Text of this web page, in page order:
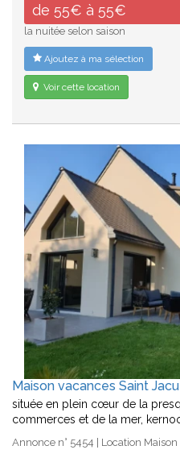
de 55€ à 55€
la nuitée selon saison
Ajoutez à ma sélection
Voir cette location
Maison vacances Saint
située en plein cœur de la
commerces et de la mer,
Annonce n° 5454 | Location Maison